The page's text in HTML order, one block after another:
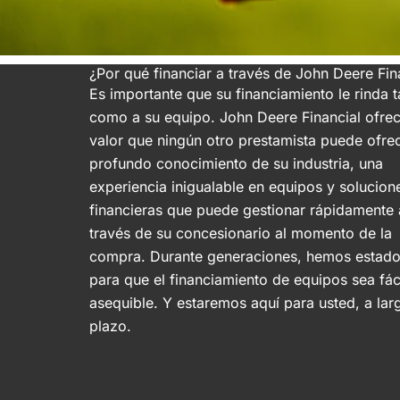
¿Por qué financiar a través de John Deere
Es importante que su financiamiento le rinda
como a su equipo. John Deere Financial
valor que ningún otro prestamista puede
profundo conocimiento de su industria, una
experiencia inigualable en equipos y
financieras que puede gestionar rápidamente
través de su concesionario al momento de la
compra. Durante generaciones, hemos
para que el financiamiento de equipos sea
asequible. Y estaremos aquí para usted, a
plazo.